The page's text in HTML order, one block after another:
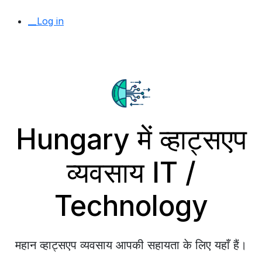
__Log in
Hungary में व्हाट्सएप
व्यवसाय IT /
Technology
महान व्हाट्सएप व्यवसाय आपकी सहायता के लिए यहाँ हैं।